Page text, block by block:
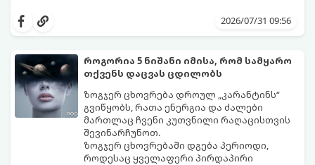
ზოდიაქოს 4 ნიშანს ფინანსური წარმატების
შორის, ვისაც აგვისტოში ფინანსური
2026/07/31 09:56
როგორია 5 ნიშანი იმისა, რომ სამყარო
თქვენს დაცვას ცდილობს
ზოგჯერ ცხოვრება დროულ „კარანტინს“
გვიწყობს, რათა ენერგია და ძალები
მართლაც ჩვენი კუთვნილი რაღაცისთვის
შევინარჩუნოთ.
ზოგჯერ ცხოვრებაში დგება პერიოდი,
როდესაც ყველაფერი პირდაპირი